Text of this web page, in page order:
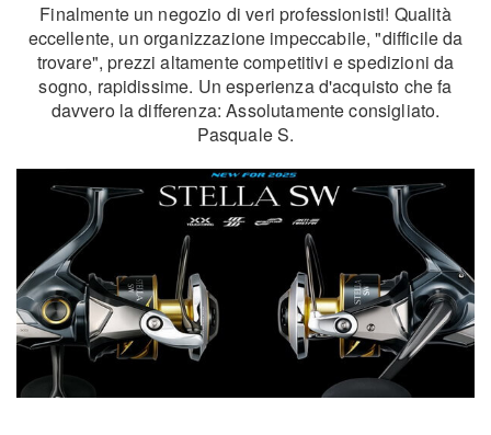
Finalmente un negozio di veri professionisti! Qualità
eccellente, un organizzazione impeccabile, "difficile da
trovare", prezzi altamente competitivi e spedizioni da
sogno, rapidissime. Un esperienza d'acquisto che fa
davvero la differenza: Assolutamente consigliato.
Pasquale S.